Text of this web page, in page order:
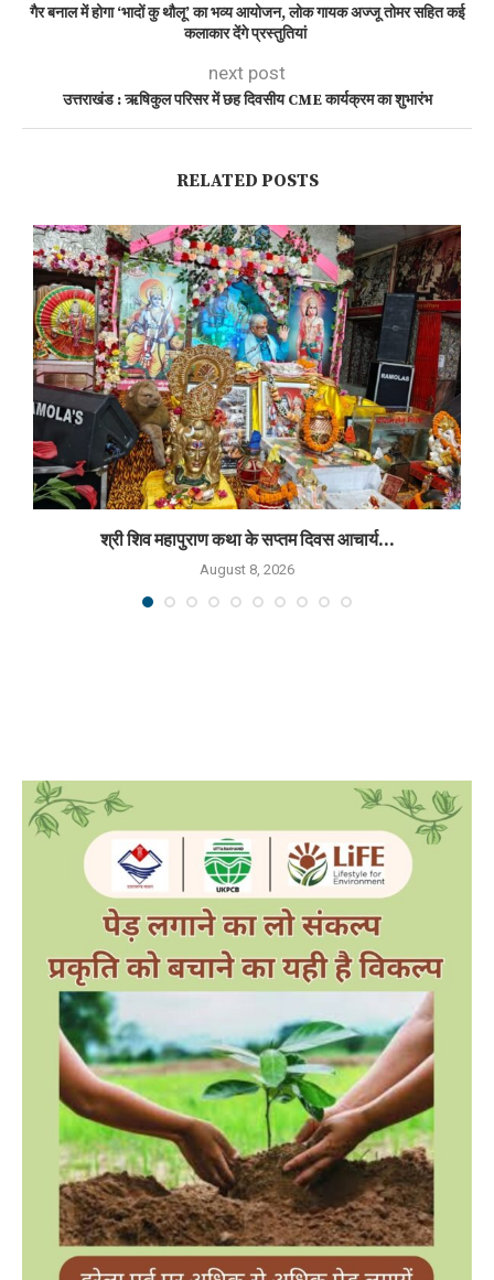
गैर बनाल में होगा ‘भादों कु थौलू’ का भव्य आयोजन, लोक गायक अज्जू तोमर सहित कई
कलाकार देंगे प्रस्तुतियां
next post
उत्तराखंड : ऋषिकुल परिसर में छह दिवसीय CME कार्यक्रम का शुभारंभ
RELATED POSTS
श्री शिव महापुराण कथा के सप्तम दिवस आचार्य...
August 8, 2026